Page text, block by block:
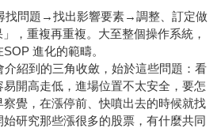
找問題→找出影響要素→調整、訂定做
，重複再重複。大至整個操作系統，
進化的範疇。
紹到的三角收斂，始於這些問題：看
開高走低，進場位置不太安全，要怎
覺，在漲停前、快噴出去的時候就找
研究那些漲很多的股票，有什麼共同